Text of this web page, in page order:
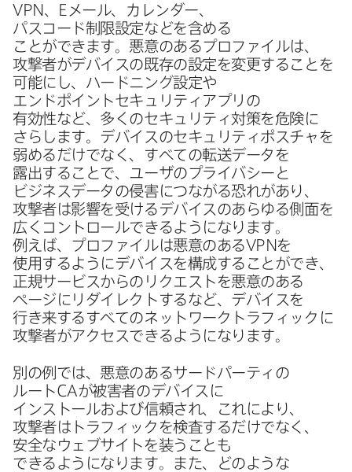
VPN
E メール、​カレンダー、​
パスコード制限設定などを​含める​
ことができます。​悪意の​ある​プロファイルは、​
攻撃者が​デバイスの​既存の​設定を​変更する​ことを​
可能にし、​ハードニング設定や​
エンドポイントセキュリティアプリの​
有効性など、​多くの​セキュリティ対策を​危険に​
さらします。​デバイスの​セキュリティポスチャを​
弱めるだけでなく、​すべての​転送データを​
露出する​ことで、​ユーザの​プライバシーと​
ビジネスデータの​侵害に​つながる​恐れが​あり、​
攻撃者は​影響を​受ける​デバイスの​あらゆる​側面を​
広く​コントロールできるようになります。​
例えば、​プロファイルは​悪意の​あるVPN を​
使用するように​デバイスを​構成する​ことができ、​
正規サービスからの​リクエストを​悪意の​ある​
ページに​リダイレクトするなど、​デバイスを​
行き来する​すべての​ネットワークトラフィックに​
攻撃者が​アクセスできるようになります。
別の​例では、​悪意の​ある​サードパーティの​
ルートCAが​被害者の​デバイスに​
インストールおよび​信頼され、​これに​より、​
攻撃者は​トラフィックを​検査するだけでなく、​
安全な​ウェブサイトを​装うことも​
できるようになります。​また、​どのような​